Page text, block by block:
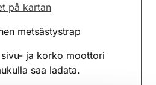
på kartan
metsästystrap
ja korko moottori
saa ladata.